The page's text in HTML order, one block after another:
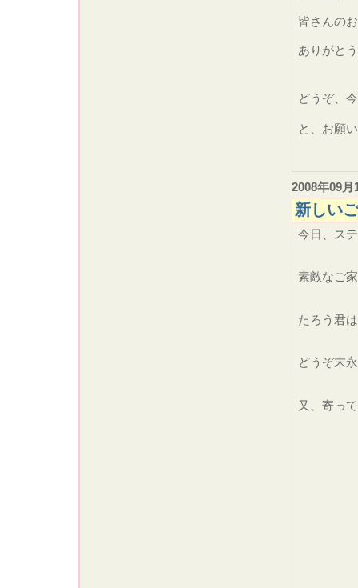
皆さんの
ありがと
どうぞ、
と、お願
2008年09月
新しい
今日、ス
素敵なご
たろう君
どうぞ末
又、寄っ